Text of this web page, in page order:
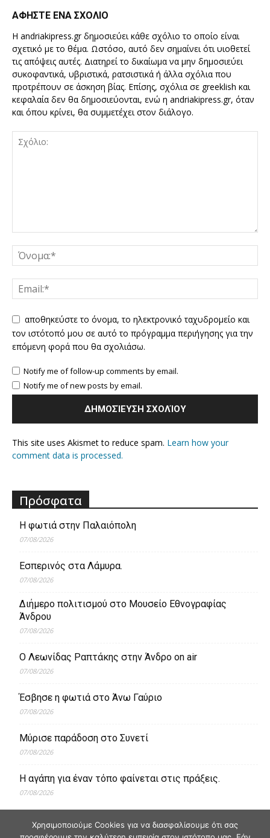
ΑΦΗΣΤΕ ΕΝΑ ΣΧΟΛΙΟ
Η andriakipress.gr δημοσιεύει κάθε σχόλιο το οποίο είναι
σχετικό με το θέμα. Ωστόσο, αυτό δεν σημαίνει ότι υιοθετεί
τις απόψεις αυτές. Διατηρεί το δικαίωμα να μην δημοσιεύει
συκοφαντικά, υβριστικά, ρατσιστικά ή άλλα σχόλια που
προτρέπουν σε άσκηση βίας. Επίσης, σχόλια σε greeklish και
κεφαλαία δεν θα δημοσιεύονται, ενώ η andriakipress.gr, όταν
και όπου κρίνει, θα συμμετέχει στον διάλογο.
αποθηκεύστε το όνομα, το ηλεκτρονικό ταχυδρομείο και
τον ιστότοπό μου σε αυτό το πρόγραμμα περιήγησης για την
επόμενη φορά που θα σχολιάσω.
Notify me of follow-up comments by email.
Notify me of new posts by email.
This site uses Akismet to reduce spam. Learn how your
comment data is processed.
Πρόσφατα
Η φωτιά στην Παλαιόπολη
07/08/2026
Εσπερινός στα Λάμυρα.
07/08/2026
Διήμερο πολιτισμού στο Μουσείο Εθνογραφίας
Άνδρου
07/08/2026
Ο Λεωνίδας Ραπτάκης στην Άνδρο on air
07/08/2026
Έσβησε η φωτιά στο Άνω Γαύριο
07/08/2026
Μύρισε παράδοση στο Συνετί
07/08/2026
Η αγάπη για έναν τόπο φαίνεται στις πράξεις.
07/08/2026
Χρησιμοποιούμε Cookies για να διασφαλίσουμε ότι σας